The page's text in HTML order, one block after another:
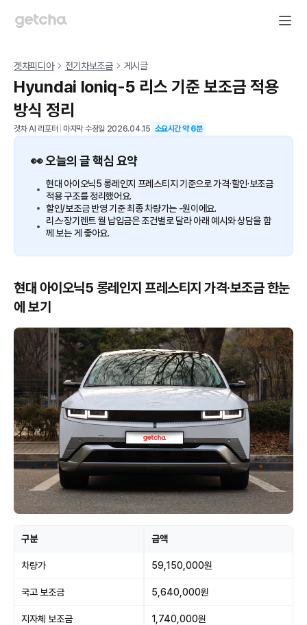
겟차피디아 전기차보조금 게시글
Hyundai Ioniq-5 리스 기준 보조금 적용
방식 정리
겟차 AI 리포터 마지막 수정일 2026.04.15 소요시간 약6분
👀 오늘의 글 핵심 요약
현대 아이오닉5 롱레인지 프레스티지 기준으로 가격·할인·보조금
적용 구조를 정리했어요.
할인/보조금 반영 기준 최종 차량가는 -원이에요.
리스·장기렌트 월 납입금은 조건별로 달라 아래 예시와 상담을 함
께 보는 게 좋아요.
현대 아이오닉5 롱레인지 프레스티지 가격·보조금 한눈
에 보기
구분 금액
차량가 59,150,000원
국고 보조금 5,640,000원
지자체 보조금 1,740,000원